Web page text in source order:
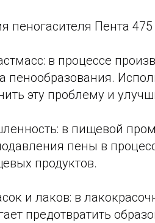
пенoгасителя Пента 475
в процессе
пенообразования.
эту проблему и
в пищевой
пены в
продуктов.
и лаков: в
предотвратить